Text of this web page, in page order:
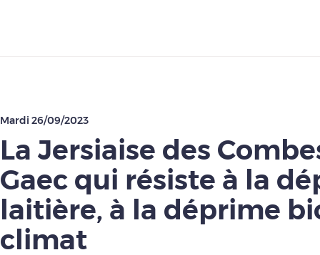
Mardi 26/09/2023
La Jersiaise des
Gaec qui résiste à la
laitière, à la déprime
climat